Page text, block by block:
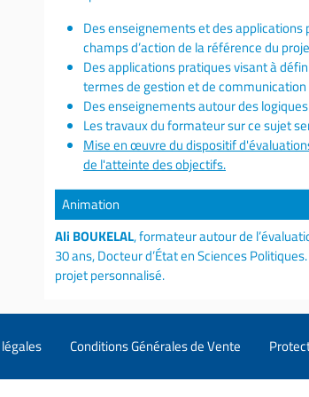
Des enseignements et des
champs d’action de la référence du
Des applications pratiques visant à
termes de gestion et de
Des enseignements autour des
Les travaux du formateur sur ce sujet
Mise en œuvre du dispositif
de l'atteinte des objectifs.
Animation
Ali BOUKELAL, formateur autour de
30 ans, Docteur d’État en Sciences
projet personnalisé.
Conditions Générales de Vente